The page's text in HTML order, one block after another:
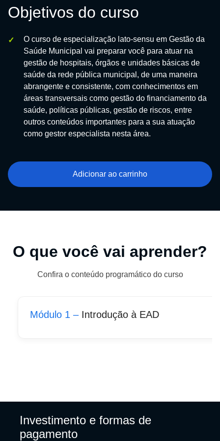
Objetivos do curso
O curso de especialização lato-sensu em Gestão da
Saúde Municipal vai preparar você para atuar na
gestão de hospitais, órgãos e unidades básicas de
saúde da rede pública municipal, de uma maneira
abrangente e consistente, com conhecimentos em
áreas transversais como gestão do financiamento da
saúde, políticas públicas, gestão de riscos, entre
outros conteúdos importantes para a sua atuação
como gestor especialista nesta área.
Adicionar ao carrinho
O que você vai aprender?
Confira o conteúdo programático do curso
Módulo 1 – Introdução à EAD
Investimento e formas de
pagamento